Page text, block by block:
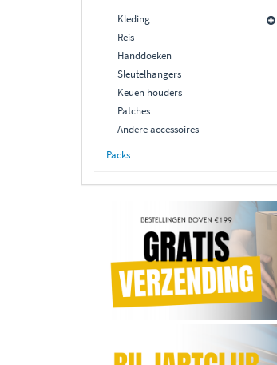
Kleding
Reis
Handdoeken
Sleutelhangers
Keuen houders
Patches
Andere accessoires
Packs